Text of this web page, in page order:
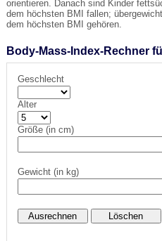
orientieren. Danach sind Kinder
dem höchsten BMI fallen;
dem höchsten BMI gehören.
Body-Mass-Index-Rechner
Geschlecht
Alter
Größe (in cm)
Gewicht (in kg)